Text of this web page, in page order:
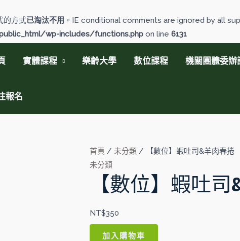
的方式已淘汰不用 。IE conditional comments are ignored by all
wp-includes/functions.php on line 6131
實體課程 樂齡大學 數位課程 機關團體委辦
報名
首頁 / 未分類 / 【數位】蝦吐司&羊肉春捲
未分類
【數位】蝦吐
NT$350
【數
位】
加入購物車